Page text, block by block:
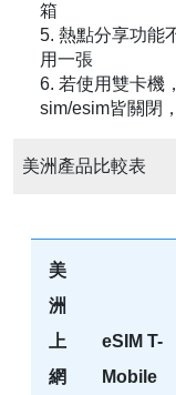
箱
5. 熱點分享功能
用一張
6. 若使用雙卡機
sim/esim皆關閉
美洲產品比較表
美
洲
上
網
eSIM T-
Mobile